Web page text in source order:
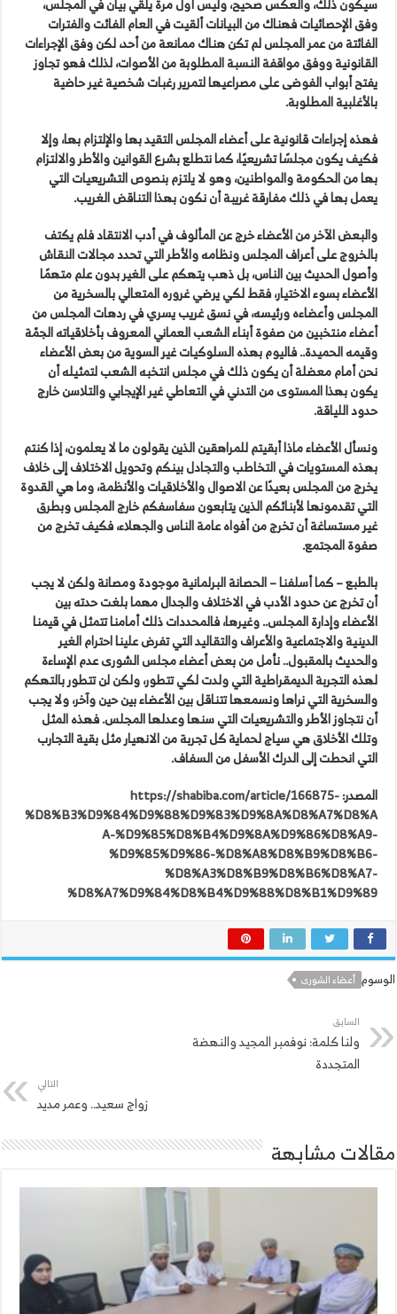
وفق الإحصائيات فهناك من البيانات ألقيت في العام الفائت والفترات
الفائتة من عمر المجلس لم تكن هناك ممانعة من أحد، لكن وفق الإجراءات
القانونية ووفق مواقفة النسبة المطلوبة من الأصوات، لذلك فهو تجاوز
يفتح أبواب الفوضى على مصراعيها لتمرير رغبات شخصية غير حاضية
بالأغلبية المطلوبة.
فهذه إجراءات قانونية على أعضاء المجلس التقيد بها والإلتزام بها، وإلا
فكيف يكون مجلسًا تشريعيًا، كما نتطلع بشرع القوانين والأطر والالتزام
بها من الحكومة والمواطنين، وهو لا يلتزم بنصوص التشريعيات التي
يعمل بها ‏في ذلك مفارقة غريبة أن نكون بهذا التناقض الغريب.
والبعض الآخر من الأعضاء خرج عن المألوف في أدب الانتقاد فلم يكتف
بالخروج على أعراف المجلس ونظامه والأطر التي تحدد مجالات النقاش
وأصول الحديث بين الناس، بل ذهب يتهكم على الغير بدون علم متهمًا
الأعضاء بسوء الاختيار، فقط لكي يرضي غروره المتعالي بالسخرية من
المجلس وأعضاءه ورئيسه، في نسق غريب يسري في ردهات المجلس من
أعضاء منتخبين من صفوة أبناء الشعب العماني المعروف بأخلاقياته الجمّة
وقيمه الحميدة.. فاليوم بهذه السلوكيات غير السوية من بعض الأعضاء
نحن أمام معضلة أن يكون ذلك في مجلس انتخبه الشعب لتمثيله أن
يكون بهذا المستوى من التدني في التعاطي غير الإيجابي والتلاسن خارج
حدود اللياقة.
ونسأل الأعضاء ماذا أبقيتم للمراهقين الذين يقولون ما لا يعلمون، إذا كنتم
بهذه المستويات في التخاطب والتجادل بينكم وتحويل الاختلاف إلى خلاف
يخرج من المجلس بعيدًا عن الاصوال والأخلاقيات والأنظمة، وما هي القدوة
التي تقدمونها لأبنائكم الذين يتابعون سفاسفكم خارج المجلس وبطرق
غير مستساغة أن تخرج من أفواه عامة الناس والجهلاء، فكيف تخرج من
صفوة المجتمع.
بالطبع – كما أسلفنا – الحصانة البرلمانية موجودة ومصانة ولكن لا يجب
أن تخرج عن حدود الأدب في الاختلاف والجدال مهما بلغت حدته بين
الأعضاء وإدارة المجلس.. وغيرها، فالمحددات ذلك أمامنا تتمثل في قيمنا
الدينية والاجتماعية والأعراف والتقاليد التي تفرض علينا احترام الغير
والحديث بالمقبول.. نأمل من بعض أعضاء مجلس الشورى عدم الإساءة
لهذه التجربة الديمقراطية التي ولدت لكي تتطور، ولكن لن تتطور بالتهكم
والسخرية التي نراها ونسمعها تتناقل بين الأعضاء بين حين وآخر، ولا يجب
أن نتجاوز الأطر والتشريعيات التي سنها وعدلها المجلس. فهذه المثل
وتلك الأخلاق هي سياج لحماية كل تجربة من الانهيار مثل بقية التجارب
التي انحطت إلى الدرك الأسفل من السفاف.
المصدر:https://shabiba.com/article/166875-
%D8%B3%D9%84%D9%88%D9%83%D9%8A%D8%A7%D8%A
A-%D9%85%D8%B4%D9%8A%D9%86%D8%A9-
%D9%85%D9%86-%D8%A8%D8%B9%D8%B6-
%D8%A3%D8%B9%D8%B6%D8%A7-
%D8%A7%D9%84%D8%B4%D9%88%D8%B1%D9%89
الوسوم أعضاء الشورى
السابق
ولنا كلمة: نوفمبر المجيد والنهضة
المتجددة
التالي
زواج سعيد.. وعمر مديد
مقالات مشابهة